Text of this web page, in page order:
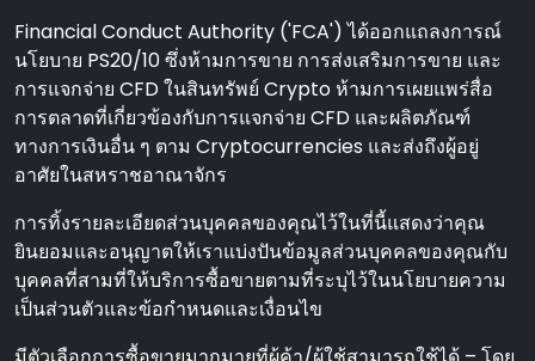
Financial Conduct Authority ('FCA') ได้ออกแถลงการณ์
นโยบาย PS20/10 ซึ่งห้ามการขาย การส่งเสริมการขาย และ
การแจกจ่าย CFD ในสินทรัพย์ Crypto ห้ามการเผยแพร่สื่อ
การตลาดที่เกี่ยวข้องกับการแจกจ่าย CFD และผลิตภัณฑ์
ทางการเงินอื่น ๆ ตาม Cryptocurrencies และส่งถึงผู้อยู่
อาศัยในสหราชอาณาจักร
การทิ้งรายละเอียดส่วนบุคคลของคุณไว้ในที่นี้แสดงว่าคุณ
ยินยอมและอนุญาตให้เราแบ่งปันข้อมูลส่วนบุคคลของคุณกับ
บุคคลที่สามที่ให้บริการซื้อขายตามที่ระบุไว้ในนโยบายความ
เป็นส่วนตัวและข้อกําหนดและเงื่อนไข